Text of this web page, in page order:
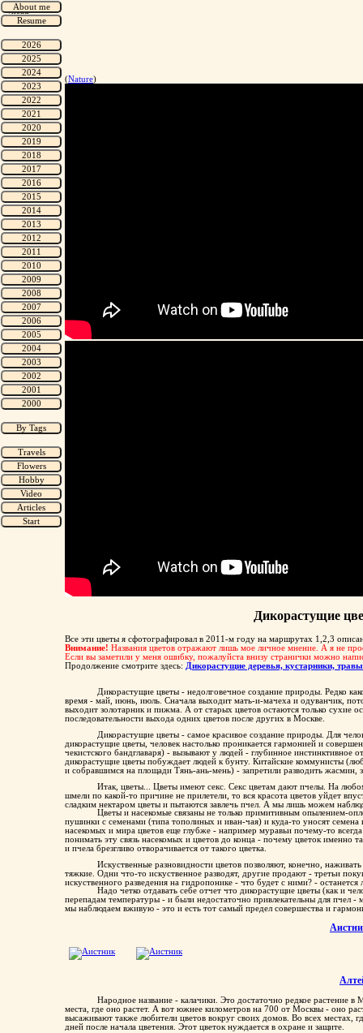
/head>
(Nature)
Дикорастущие
Все эти цветы я сфотографировал в 2011-м году на маршрутах 1,2,3
Внимание! Названия цветов отражают лишь мое личное мнение. А я не
Если вы заметили у меня ошибку, пожалуйста внизу странички можно
Продолжение смотрите здесь: Дикорастущие деревья, кустарники,
Дикорастущие цветы - недолговечное создание природы. Редко
время - май, июнь, июль. Сначала выходит мать-и-мачеха и одуванчик,
выходит золотарник и пижма. А от старых цветов остаются только сухие
последовательности выхода одних цветов после других в Москве.
Дикорастущие цветы - самое красивое создание природы. Для
дикорастущие цветы, человек настолько проникается гармонией и
чекистского бандглаваря) - вызывают у людей - глубинное инстинктивное
дикорастущие цветы побуждает людей к бунту. Китайские коммунисты
и собравшимся на площади Тянь-ань-мень) - запретили разводить жасмин,
Итак, цветы... Цветы имеют секс. Секс цветам дают пчелы. На
шмели по какой-то причине не прилетели, то вся красота цветов уйдет
сладким нектаром цветы и пытаются завлечь пчел. А мы лишь можем
Цветы и насекомые связаны не только примитивным опылением-
пушинки с семенами (типа тополиных и иван-чая) и куда-то уносят
насекомых и мира цветов еще глубже - например муравьи почему-то
понимать эту связь насекомых и цветов до конца - почему цветок именно
и пчела брезгливо отворачивается от такого цветка.
Искуственные разновидности цветов позволяют, конечно,
тяжкие. Одни что-то искуственное разводят, другие продают - третьи
искуственного разведения на гидропонике - что будет с ними? -
Надо четко отдавать себе отчет что дикорастущие цветы (как и
перепадам температуры - и были недостаточно привлекательны для пчел
мы наблюдаем вживую - это и есть тот самый предел совершества и
Народное название - калачики. Это достаточно редкое растение
места, где оно растет. А вот южнее километров на 700 от Москвы - оно
высаживают также любители цветов вокруг своих домов. Во всех местах,
дней после начала цветения. Этот цветок нуждается в охране и защите.